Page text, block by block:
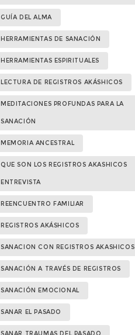
GUÍA DEL ALMA
HERRAMIENTAS DE SANACIÓN
HERRAMIENTAS ESPIRITUALES
LECTURA DE REGISTROS AKÁSHICOS
MEDITACIONES PROFUNDAS PARA LA
SANACIÓN
MEMORIA ANCESTRAL
QUE SON LOS REGISTROS AKASHICOS
ENTREVISTA
REENCUENTRO FAMILIAR
REGISTROS AKÁSHICOS
SANACION CON REGISTROS AKASHICOS
SANACIÓN A TRAVÉS DE REGISTROS
SANACIÓN EMOCIONAL
SANAR EL PASADO